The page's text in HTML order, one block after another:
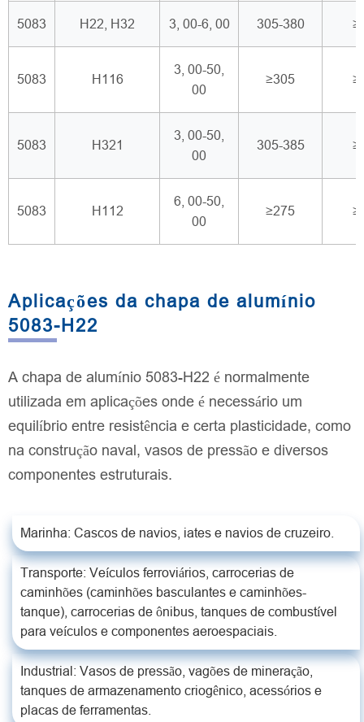
5083 H22, H32 3, 00-6, 00 305-380
5083 H116
3, 00-50,
00
≥305
5083 H321
3, 00-50,
00
305-385
5083 H112
6, 00-50,
00
≥275
Aplicações da chapa de alumínio
5083-H22
A chapa de alumínio 5083-H22 é normalmente
utilizada em aplicações onde é necessário um
equilíbrio entre resistência e certa plasticidade, como
na construção naval, vasos de pressão e diversos
componentes estruturais.
Marinha: Cascos de navios, iates e navios de cruzeiro.
Transporte: Veículos ferroviários, carrocerias de
caminhões (caminhões basculantes e caminhões-
tanque), carrocerias de ônibus, tanques de combustível
para veículos e componentes aeroespaciais.
Industrial: Vasos de pressão, vagões de mineração,
tanques de armazenamento criogênico, acessórios e
placas de ferramentas.